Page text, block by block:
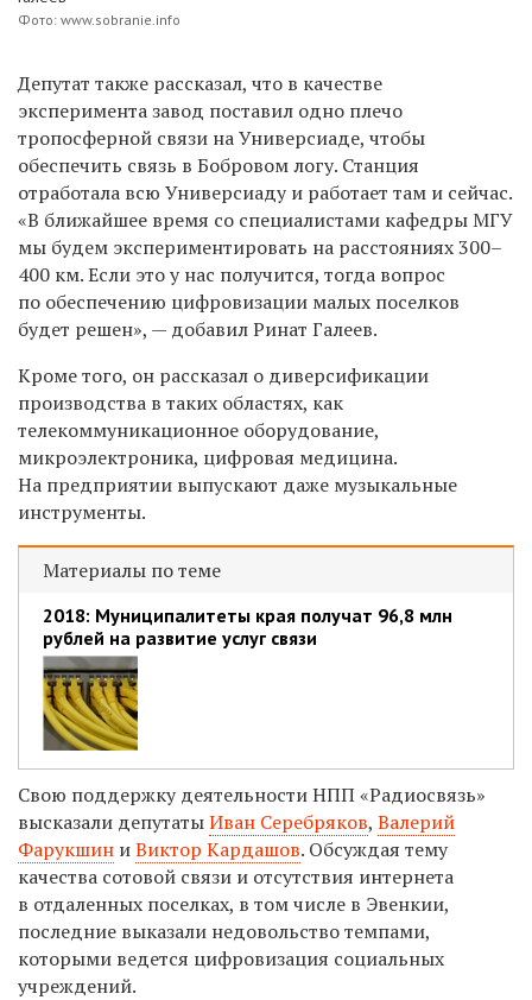
Фото: www.sobranie.info
Депутат также рассказал, что в качестве
эксперимента завод поставил одно плечо
тропосферной связи на Универсиаде, чтобы
обеспечить связь в Бобровом логу. Станция
отработала всю Универсиаду и работает там и сейчас.
«В ближайшее время со специалистами кафедры МГУ
мы будем экспериментировать на расстояниях 300–
400 км. Если это у нас получится, тогда вопрос
по обеспечению цифровизации малых поселков
будет решен», — добавил Ринат Галеев.
Кроме того, он рассказал о диверсификации
производства в таких областях, как
телекоммуникационное оборудование,
микроэлектроника, цифровая медицина.
На предприятии выпускают даже музыкальные
инструменты.
Материалы по теме
2018: Муниципалитеты края получат 96,8 млн
рублей на развитие услуг связи
Свою поддержку деятельности НПП «Радиосвязь»
высказали депутатыИван Серебряков, Валерий
Фарукшин иВиктор Кардашов. Обсуждая тему
качества сотовой связи и отсутствия интернета
в отдаленных поселках, в том числе в Эвенкии,
последние выказали недовольство темпами,
которыми ведется цифровизация социальных
учреждений.